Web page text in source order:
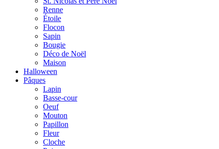
Renne
Étoile
Flocon
Sapin
Bougie
Déco de Noël
Maison
Halloween
Pâques
Lapin
Basse-cour
Oeuf
Mouton
Papillon
Fleur
Cloche